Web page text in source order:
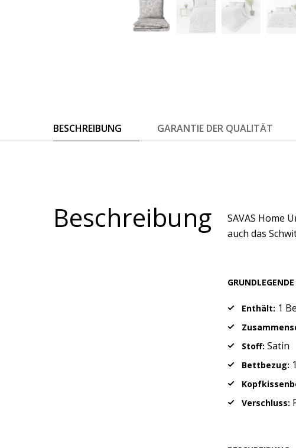
BESCHREIBUNG GARANTIE DER QUALITÄT
Beschreibung
SAVAS Home
auch das
Enthält: 1
Stoff: Satin
Bettbezug:
Verschluss: